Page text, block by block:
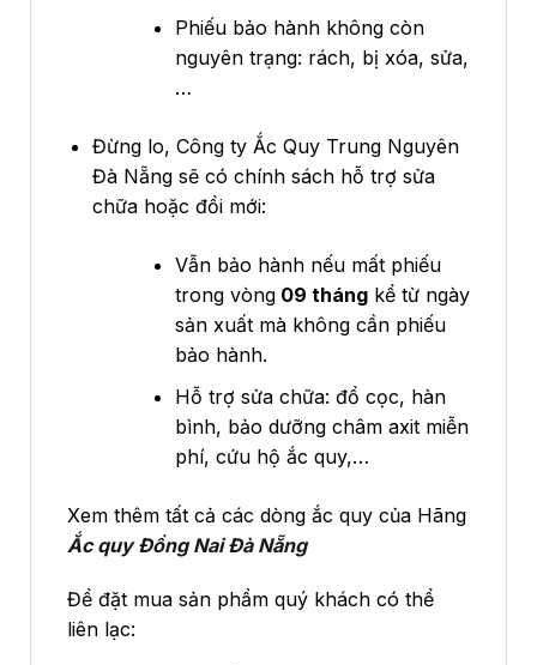
Phiếu bảo hành không còn
nguyên trạng: rách, bị xóa, sửa,
…
Đừng lo, Công ty Ắc Quy Trung Nguyên
Đà Nẵng sẽ có chính sách hỗ trợ sửa
chữa hoặc đổi mới:
Vẫn bảo hành nếu mất phiếu
trong vòng09 thángkể từ ngày
sản xuất mà không cần phiếu
bảo hành.
Hỗ trợ sửa chữa: đổ cọc, hàn
bình, bảo dưỡng châm axit miễn
phí, cứu hộ ắc quy,…
Xem thêm tất cả các dòng ắc quy của Hãng
Ắc quyĐồng Nai Đà Nẵng
Để đặt mua sản phẩm quý khách có thể
liên lạc: